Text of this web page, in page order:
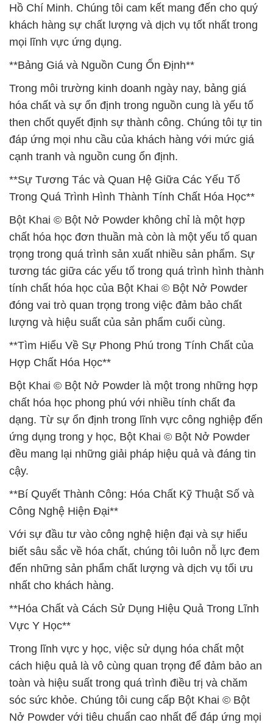
Hồ Chí Minh. Chúng tôi cam kết mang đến cho quý
khách hàng sự chất lượng và dịch vụ tốt nhất trong
mọi lĩnh vực ứng dụng.
**Bảng Giá và Nguồn Cung Ổn Định**
Trong môi trường kinh doanh ngày nay, bảng giá
hóa chất và sự ổn định trong nguồn cung là yếu tố
then chốt quyết định sự thành công. Chúng tôi tự tin
đáp ứng mọi nhu cầu của khách hàng với mức giá
cạnh tranh và nguồn cung ổn định.
**Sự Tương Tác và Quan Hệ Giữa Các Yếu Tố
Trong Quá Trình Hình Thành Tính Chất Hóa Học**
Bột Khai © Bột Nở Powder không chỉ là một hợp
chất hóa học đơn thuần mà còn là một yếu tố quan
trọng trong quá trình sản xuất nhiều sản phẩm. Sự
tương tác giữa các yếu tố trong quá trình hình thành
tính chất hóa học của Bột Khai © Bột Nở Powder
đóng vai trò quan trọng trong việc đảm bảo chất
lượng và hiệu suất của sản phẩm cuối cùng.
**Tìm Hiểu Về Sự Phong Phú trong Tính Chất của
Hợp Chất Hóa Học**
Bột Khai © Bột Nở Powder là một trong những hợp
chất hóa học phong phú với nhiều tính chất đa
dạng. Từ sự ổn định trong lĩnh vực công nghiệp đến
ứng dụng trong y học, Bột Khai © Bột Nở Powder
đều mang lại những giải pháp hiệu quả và đáng tin
cậy.
**Bí Quyết Thành Công: Hóa Chất Kỹ Thuật Số và
Công Nghệ Hiện Đại**
Với sự đầu tư vào công nghệ hiện đại và sự hiểu
biết sâu sắc về hóa chất, chúng tôi luôn nỗ lực đem
đến những sản phẩm chất lượng và dịch vụ tối ưu
nhất cho khách hàng.
**Hóa Chất và Cách Sử Dụng Hiệu Quả Trong Lĩnh
Vực Y Học**
Trong lĩnh vực y học, việc sử dụng hóa chất một
cách hiệu quả là vô cùng quan trọng để đảm bảo an
toàn và hiệu suất trong quá trình điều trị và chăm
sóc sức khỏe. Chúng tôi cung cấp Bột Khai © Bột
Nở Powder với tiêu chuẩn cao nhất để đáp ứng mọi